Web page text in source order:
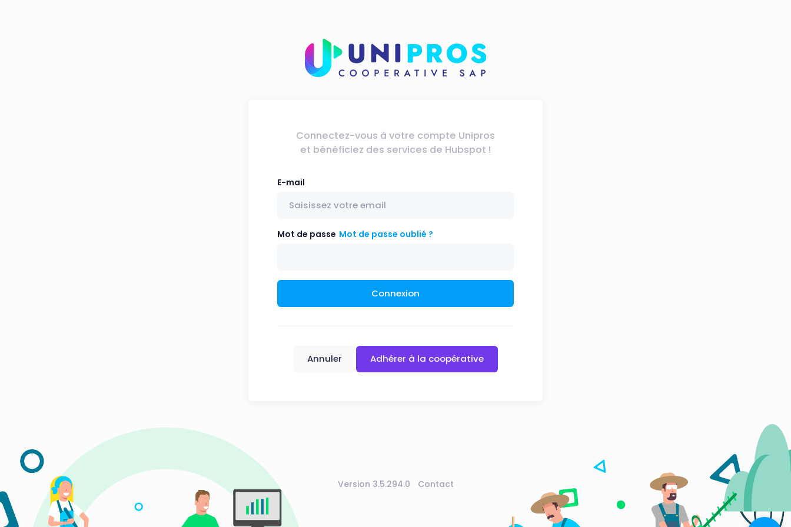
Connectez-vous à votre compte Unipros
et bénéficiez des services de Hubspot !
E-mail
Mot de passe Mot de passe oublié ?
Connexion
Annuler Adhérer à la coopérative
Version 3.5.294.0 Contact